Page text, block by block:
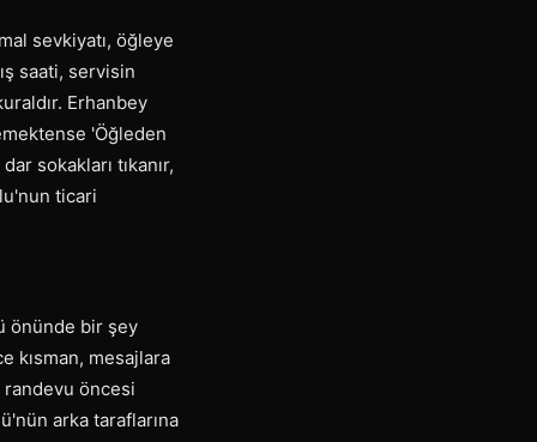
sevkiyatı, öğleye
saati, servisin
Erhanbey
'Öğleden
sokakları tıkanır,
ticari
önünde bir şey
kısman, mesajlara
öncesi
arka taraflarına